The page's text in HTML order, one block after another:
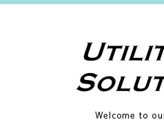
Welcome to